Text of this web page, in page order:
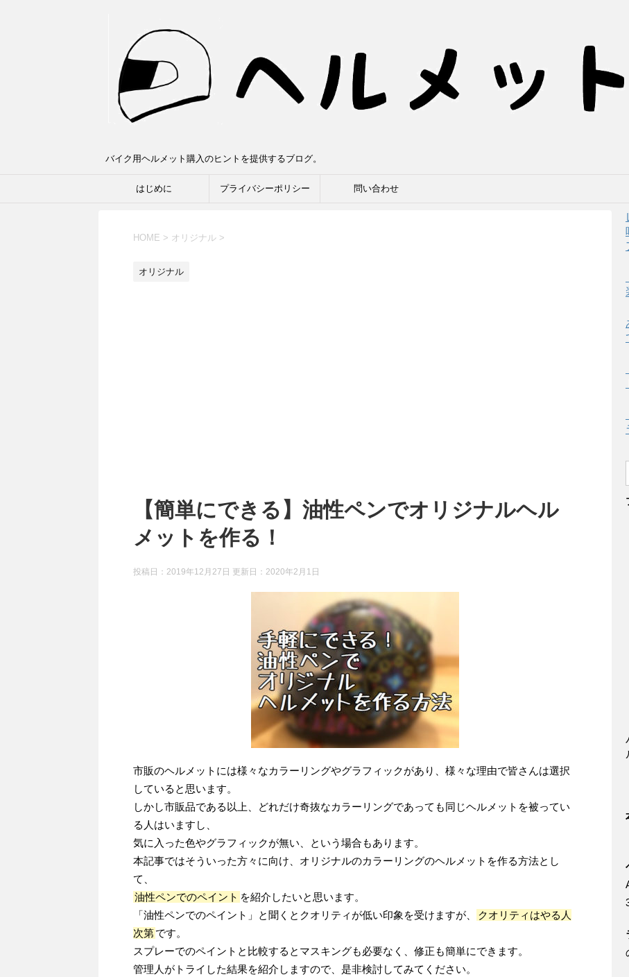
バイク用ヘルメット購入のヒントを提供するブログ。
はじめに プライバシーポリシー 問い合わせ
HOME > オリジナル >
オリジナル
【簡単にできる】油性ペンでオリジナルヘル
メットを作る！
投稿日：2019年12月27日 更新日： 2020年2月1日
市販のヘルメットには様々なカラーリングやグラフィックがあり、様々な理由で皆さんは選択
していると思います。
しかし市販品である以上、どれだけ奇抜なカラーリングであっても同じヘルメットを被ってい
る人はいますし、
気に入った色やグラフィックが無い、という場合もあります。
本記事ではそういった方々に向け、オリジナルのカラーリングのヘルメットを作る方法とし
て、
油性ペンでのペイント を紹介したいと思います。
「油性ペンでのペイント」と聞くとクオリティが低い印象を受けますが、
クオリティはやる人
次第です。
スプレーでのペイントと比較するとマスキングも必要なく、修正も簡単にできます。
管理人がトライした結果を紹介しますので、是非検討してみてください。